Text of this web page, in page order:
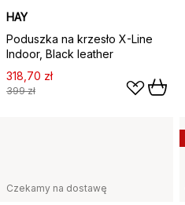
HAY
Poduszka na krzesło X-Line
Indoor, Black leather
318,70 zł
399 zł
Czekamy na dostawę